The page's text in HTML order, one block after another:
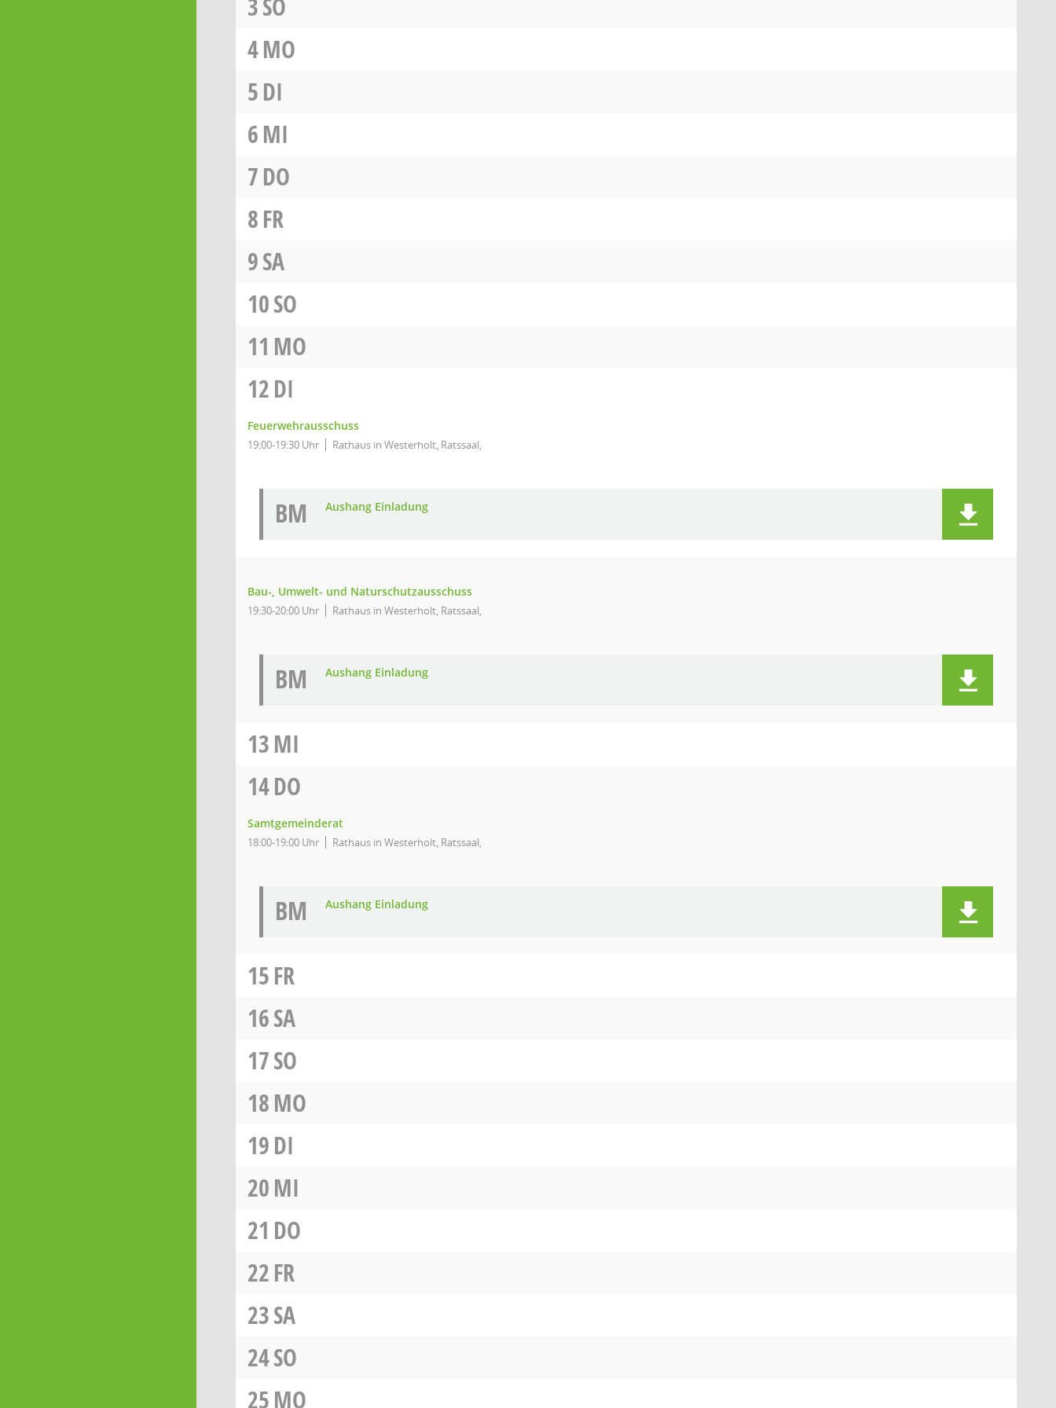
3SO
4MO
5DI
6MI
7DO
8FR
9SA
10SO
11 MO
12DI
Feuerwehrausschuss
19:00-19:30 Uhr Rathaus in Westerholt, Ratssaal,
BM Aushang Einladung
Bau-, Umwelt- und Naturschutzausschuss
19:30-20:00 Uhr Rathaus in Westerholt, Ratssaal,
BM Aushang Einladung
13MI
14DO
Samtgemeinderat
18:00-19:00 Uhr Rathaus in Westerholt, Ratssaal,
BM Aushang Einladung
15FR
16SA
17SO
18MO
19DI
20MI
21 DO
22FR
23SA
24SO
25MO